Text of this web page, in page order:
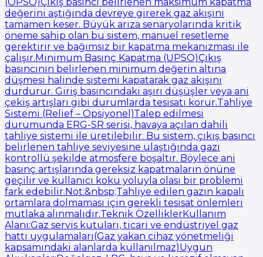
değerini aştığında devreye girerek gaz akışını
tamamen keser. Büyük arıza senaryolarında kritik
öneme sahip olan bu sistem, manuel resetleme
gerektirir ve bağımsız bir kapatma mekanizması ile
çalışır.Minimum Basınç Kapatma (UPSO)Çıkış
basıncının belirlenen minimum değerin altına
düşmesi halinde sistemi kapatarak gaz akışını
durdurur. Giriş basıncındaki aşırı düşüşler veya ani
çekiş artışları gibi durumlarda tesisatı korur.Tahliye
Sistemi (Relief – Opsiyonel)Talep edilmesi
durumunda ERG-SR serisi, havaya açılan dahili
tahliye sistemi ile üretilebilir. Bu sistem, çıkış basıncı
belirlenen tahliye seviyesine ulaştığında gazı
kontrollü şekilde atmosfere boşaltır. Böylece ani
basınç artışlarında gereksiz kapatmaların önüne
geçilir ve kullanıcı koku yoluyla olası bir problemi
fark edebilir.Not:&nbsp;Tahliye edilen gazın kapalı
ortamlara dolmaması için gerekli tesisat önlemleri
mutlaka alınmalıdır.Teknik ÖzelliklerKullanım
Alanı:Gaz servis kutuları, ticari ve endüstriyel gaz
hattı uygulamaları(Gaz yakan cihaz yönetmeliği
kapsamındaki alanlarda kullanılmaz)Uygun